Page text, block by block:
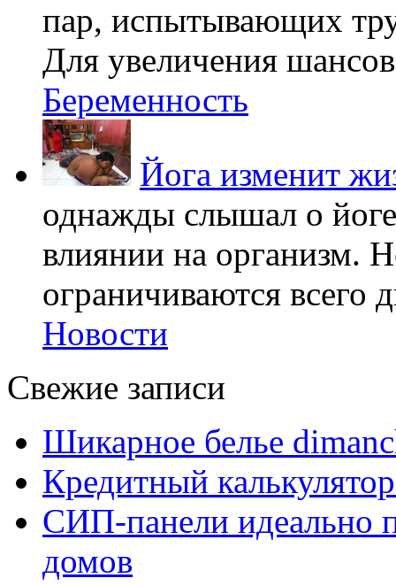
пар, испытывающих
Для увеличения
Беременность
Йога изменит
однажды слышал о
влиянии на организм.
ограничиваются всего
Новости
Свежие записи
Шикарное белье
Кредитный
СИП-панели идеально
домов